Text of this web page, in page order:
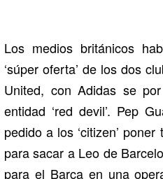
Los medios británicos
‘súper oferta’ de los dos
United, con Adidas se
entidad ‘red devil’. Pep
pedido a los ‘citizen’
para sacar a Leo de
para el Barça en una